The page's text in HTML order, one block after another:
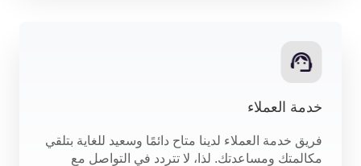
خدمة العملاء
فريق خدمة العملاء لدينا متاح دائمًا وسعيد للغاية بتلقي
مكالمتك ومساعدتك. لذا، لا تتردد في التواصل مع